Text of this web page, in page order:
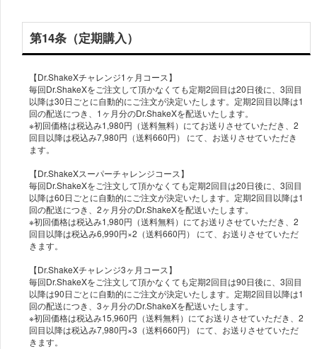
第14条（定期購入）
【Dr.ShakeXチャレンジ1ヶ月コース】
毎回Dr.ShakeXをご注文して頂かなくても定期2回目は20日後に、3回目
以降は30日ごとに自動的にご注文が決定いたします。定期2回目以降は1
回の配送につき、1ヶ月分のDr.ShakeXを配送いたします。
※初回価格は税込み1,980円（送料無料）にてお送りさせていただき、2
回目以降は税込み7,980円（送料660円） にて、お送りさせていただき
ます。
【Dr.ShakeXスーパーチャレンジコース】
毎回Dr.ShakeXをご注文して頂かなくても定期2回目は20日後に、3回目
以降は60日ごとに自動的にご注文が決定いたします。定期2回目以降は1
回の配送につき、2ヶ月分のDr.ShakeXを配送いたします。
※初回価格は税込み1,980円（送料無料）にてお送りさせていただき、2
回目以降は税込み6,990円×2（送料660円） にて、お送りさせていただ
きます。
【Dr.ShakeXチャレンジ3ヶ月コース】
毎回Dr.ShakeXをご注文して頂かなくても定期2回目は90日後に、3回目
以降は90日ごとに自動的にご注文が決定いたします。定期2回目以降は1
回の配送につき、3ヶ月分のDr.ShakeXを配送いたします。
※初回価格は税込み15,960円（送料無料）にてお送りさせていただき、2
回目以降は税込み7,980円×3（送料660円） にて、お送りさせていただ
きます。